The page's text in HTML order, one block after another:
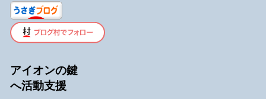
アイオンの鍵
へ活動支援